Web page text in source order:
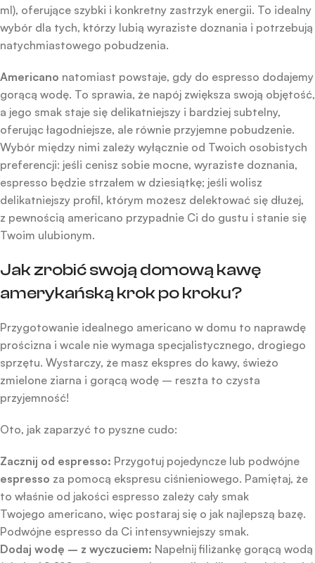
ml), oferujące szybki i konkretny zastrzyk energii. To idealny
wybór dla tych, którzy lubią wyraziste doznania i potrzebują
natychmiastowego pobudzenia.
Americano natomiast powstaje, gdy do espresso dodajemy
gorącą wodę. To sprawia, że napój zwiększa swoją objętość,
a jego smak staje się delikatniejszy i bardziej subtelny,
oferując łagodniejsze, ale równie przyjemne pobudzenie.
Wybór między nimi zależy wyłącznie od Twoich osobistych
preferencji: jeśli cenisz sobie mocne, wyraziste doznania,
espresso będzie strzałem w dziesiątkę; jeśli wolisz
delikatniejszy profil, którym możesz delektować się dłużej,
z pewnością americano przypadnie Ci do gustu i stanie się
Twoim ulubionym.
Jak zrobić swoją domową kawę
amerykańską krok po kroku?
Przygotowanie idealnego americano w domu to naprawdę
prościzna i wcale nie wymaga specjalistycznego, drogiego
sprzętu. Wystarczy, że masz ekspres do kawy, świeżo
zmielone ziarna i gorącą wodę – reszta to czysta
przyjemność!
Oto, jak zaparzyć to pyszne cudo:
Zacznij od espresso: Przygotuj pojedyncze lub podwójne
espresso za pomocą ekspresu ciśnieniowego. Pamiętaj, że
to właśnie od jakości espresso zależy cały smak
Twojego americano, więc postaraj się o jak najlepszą bazę.
Podwójne espresso da Ci intensywniejszy smak.
Dodaj wodę – z wyczuciem: Napełnij filiżankę gorącą wodą